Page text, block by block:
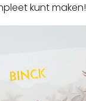
kunt maken!